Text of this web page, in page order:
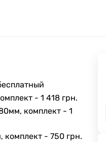
-1 418 грн.
комплект -1
комплект -750 грн.